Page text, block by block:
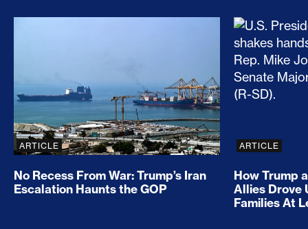
No Recess From War: Trump’s Iran Escalation
ARTICLE
No Recess From War: Trump’s Iran
Escalation Haunts the GOP
How
ARTICLE
How Trump
Allies Drove
Families At